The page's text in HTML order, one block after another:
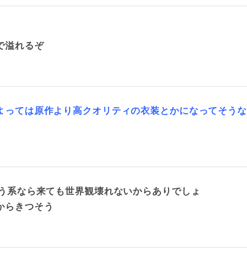
溢れるぞ
ては原作より高クオリティの衣装とかになってそうな
系なら来ても世界観壊れないからありでしょ
らきつそう